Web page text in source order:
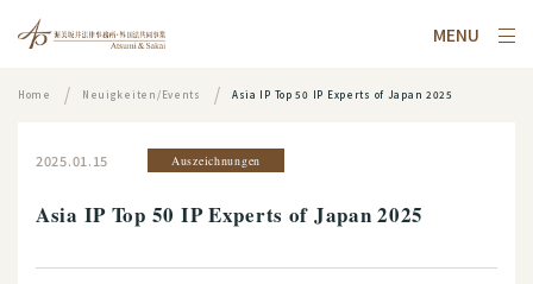
MENU
Home Neuigkeiten/Events Asia IP Top 50 IP Experts of Japan 2025
2025.01.15 Auszeichnungen
Asia IP Top 50 IP Experts of Japan 2025